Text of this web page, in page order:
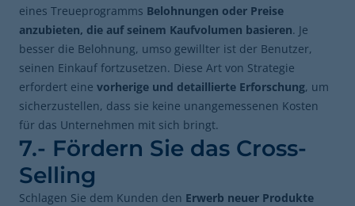
eines Treueprogramms Belohnungen oder Preise
anzubieten, die auf seinem Kaufvolumen basieren. Je
besser die Belohnung, umso gewillter ist der Benutzer,
seinen Einkauf fortzusetzen. Diese Art von Strategie
erfordert eine vorherige und detaillierte Erforschung, um
sicherzustellen, dass sie keine unangemessenen Kosten
für das Unternehmen mit sich bringt.
7.- Fördern Sie das Cross-
Selling
Schlagen Sie dem Kunden den Erwerb neuer Produkte